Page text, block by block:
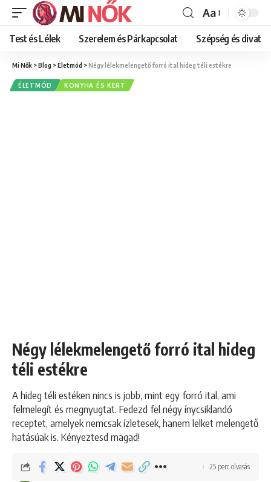
Font
Resizer
Aa
Test és Lélek Szerelem és Párkapcsolat Szépség és divat
Mi Nők >Blog >Életmód >Négy lélekmelengető forró ital hideg téli estékre
ÉLETMÓD KONYHA ÉS KERT
Négy lélekmelengető forró ital hideg
téli estékre
A hideg téli estéken nincs is jobb, mint egy forró ital, ami
felmelegít és megnyugtat. Fedezd fel négy ínycsiklandó
receptet, amelyek nemcsak ízletesek, hanem lelket melengető
hatásúak is. Kényeztesd magad!
25 perc olvasás